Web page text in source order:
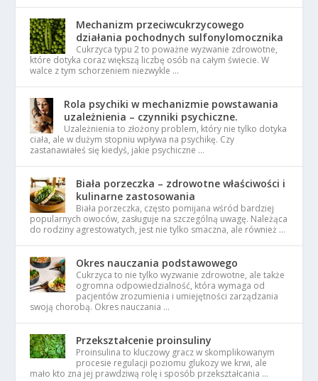
Mechanizm przeciwcukrzycowego
działania pochodnych sulfonylomocznika
Cukrzyca typu 2 to poważne wyzwanie zdrowotne,
które dotyka coraz większą liczbę osób na całym świecie. W
walce z tym schorzeniem niezwykle …
Rola psychiki w mechanizmie powstawania
uzależnienia – czynniki psychiczne.
Uzależnienia to złożony problem, który nie tylko dotyka
ciała, ale w dużym stopniu wpływa na psychikę. Czy
zastanawiałeś się kiedyś, jakie psychiczne …
Biała porzeczka – zdrowotne właściwości i
kulinarne zastosowania
Biała porzeczka, często pomijana wśród bardziej
popularnych owoców, zasługuje na szczególną uwagę. Należąca
do rodziny agrestowatych, jest nie tylko smaczna, ale również …
Okres nauczania podstawowego
Cukrzyca to nie tylko wyzwanie zdrowotne, ale także
ogromna odpowiedzialność, która wymaga od
pacjentów zrozumienia i umiejętności zarządzania
swoją chorobą. Okres nauczania …
Przekształcenie proinsuliny
Proinsulina to kluczowy gracz w skomplikowanym
procesie regulacji poziomu glukozy we krwi, ale
mało kto zna jej prawdziwą rolę i sposób przekształcania …